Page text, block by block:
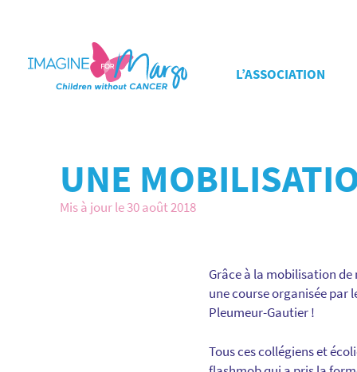
L’ASSOCIATION
UNE
Mis à jour le 30 août 2018
Grâce à la mobilisation de
une course organisée par
Pleumeur-Gautier !
Tous ces collégiens et